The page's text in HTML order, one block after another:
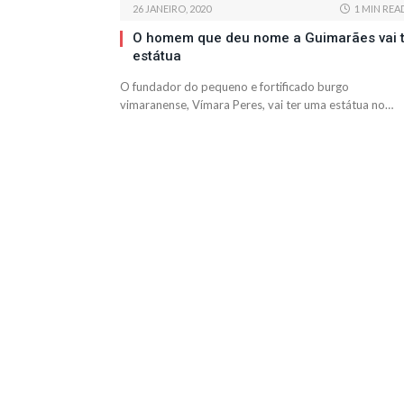
26 JANEIRO, 2020 1 MIN
O homem que deu nome a Guimarães vai
estátua
O fundador do pequeno e fortificado burgo
vimaranense, Vímara Peres, vai ter uma estátua no…